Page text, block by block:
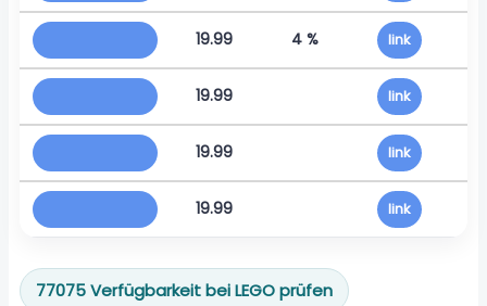
19.99 4 % link
19.99 link
19.99 link
19.99 link
77075 Verfügbarkeit bei LEGO prüfen